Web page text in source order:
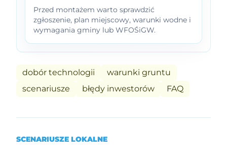
Przed montażem warto sprawdzić
zgłoszenie, plan miejscowy, warunki wodne i
wymagania gminy lub WFOŚiGW.
dobór technologii
warunki gruntu
scenariusze
błędy inwestorów FAQ
SCENARIUSZE LOKALNE